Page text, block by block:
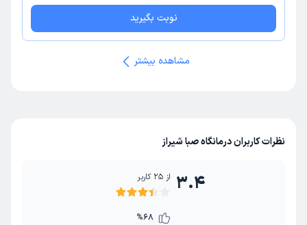
نوبت بگیرید
مشاهده بیشتر
نظرات کاربران درمانگاه صبا شیراز
3.4 از 25 کاربر
%68